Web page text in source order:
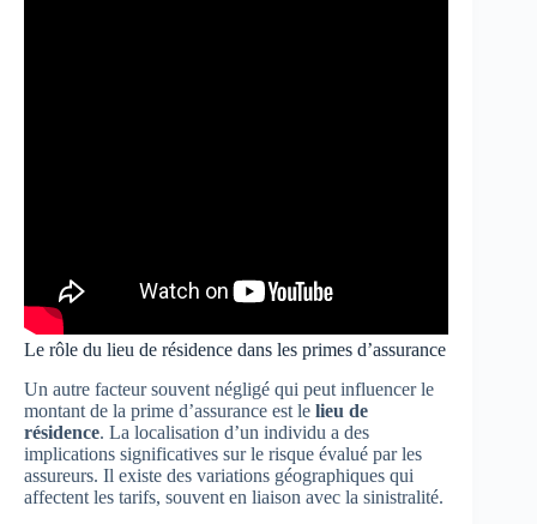
Le rôle du lieu de résidence dans les primes d’assurance
Un autre facteur souvent négligé qui peut influencer le
montant de la prime d’assurance est le lieu de
résidence. La localisation d’un individu a des
implications significatives sur le risque évalué par les
assureurs. Il existe des variations géographiques qui
affectent les tarifs, souvent en liaison avec la sinistralité.